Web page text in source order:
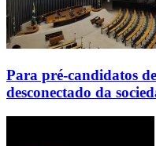
Para pré-candidatos
desconectado da